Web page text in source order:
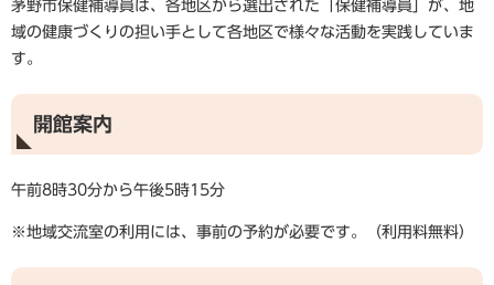
茅野市保健補導員は、各地区から選出された「保健補導員」が、地
域の健康づくりの担い手として各地区で様々な活動を実践していま
す。
開館案内
午前8時30分から午後5時15分
※地域交流室の利用には、事前の予約が必要です。（利用料無料）